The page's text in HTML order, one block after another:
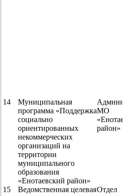
14
Муниципальная
программа «Поддержка
социально
ориентированных
некоммерческих
организаций на
территории
муниципаль­ного
образования
«Енотаевский район»
МО
район»
15
Ведомственная целеваяОтдел